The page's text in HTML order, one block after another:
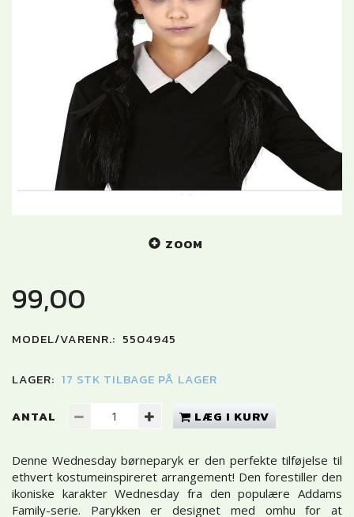
ZOOM
99,00
MODEL/VARENR.: 5504945
LAGER: 17 STK TILBAGE PÅ LAGER
ANTAL LÆG I KURV
Denne Wednesday børneparyk er den perfekte tilføjelse til
ethvert kostumeinspireret arrangement! Den forestiller den
ikoniske karakter Wednesday fra den populære Addams
Family-serie. Parykken er designet med omhu for at